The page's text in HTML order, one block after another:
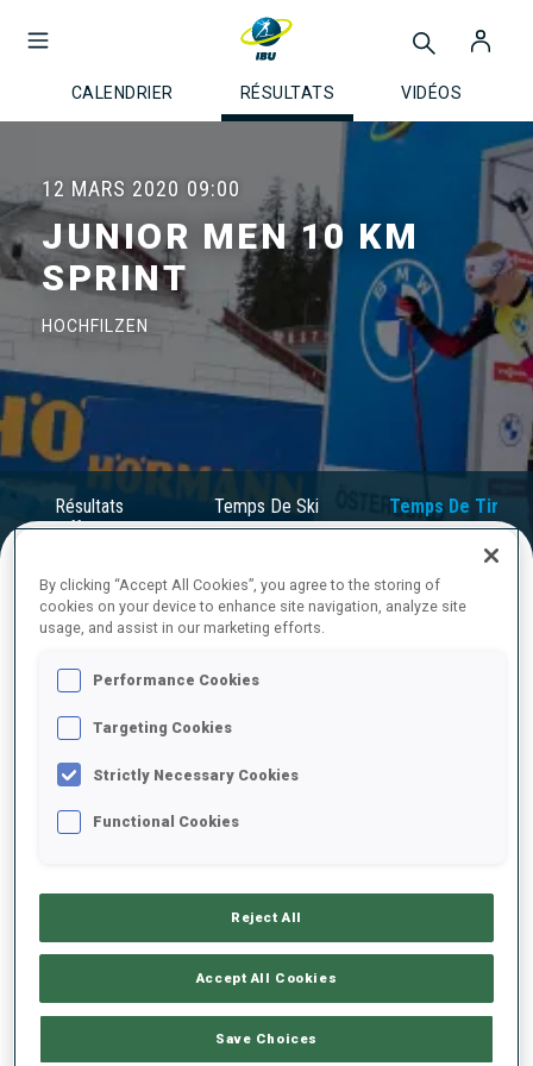
CALENDRIER RÉSULTATS VIDÉOS
12 MARS 2020 09:00
JUNIOR MEN 10 KM
SPRINT
HOCHFILZEN
Résultats
Officiels
Temps De Ski Temps De Tir
RÉSULTATS FINAUX – TEMPS DE TIR
Y. SYTNYK
4 40 N. HARTWEG
ENKHBAT
MGL 4 0
+13.0
56 51 A. VIDMAR
0 1
By clicking “Accept All Cookies”, you agree to the storing of
cookies on your device to enhance site navigation, analyze site
usage, and assist in our marketing efforts.
Performance Cookies
Targeting Cookies
Strictly Necessary Cookies
Functional Cookies
Reject All
Accept All Cookies
Save Choices